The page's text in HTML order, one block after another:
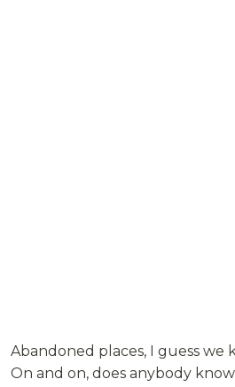
Abandoned places, I guess we
On and on, does anybody